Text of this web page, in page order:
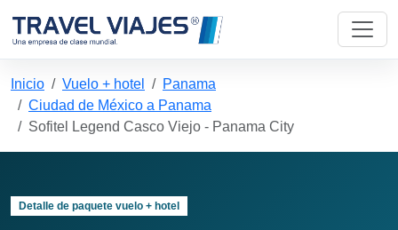
Inicio Vuelo + hotel
Panama
Ciudad de México a Panama
Sofitel Legend Casco Viejo - Panama City
Detalle de paquete vuelo + hotel